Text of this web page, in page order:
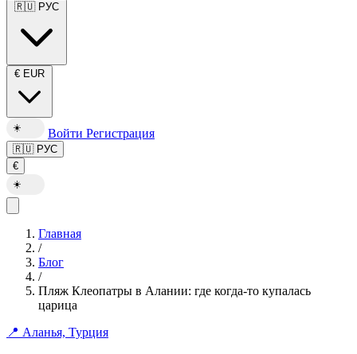
🇷🇺 РУС
€ EUR
☀️ Войти Регистрация
🇷🇺 РУС
€
☀️
Главная
/
Блог
/
Пляж Клеопатры в Алании: где когда-то купалась
царица
📍 Аланья, Турция